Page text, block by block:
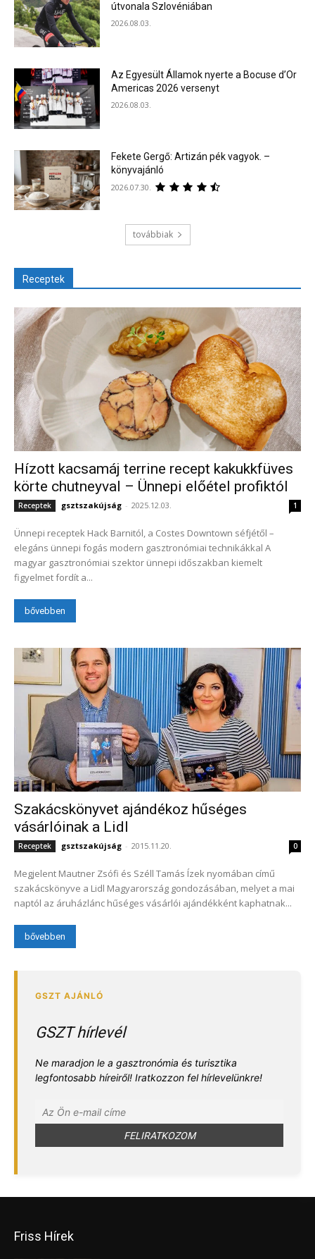
útvonala Szlovéniában
2026.08.03.
Az Egyesült Államok nyerte a Bocuse d’Or
Americas 2026 versenyt
2026.08.03.
Fekete Gergő: Artizán pék vagyok. –
könyvajánló
2026.07.30.
továbbiak
Receptek
Hízott kacsamáj terrine recept kakukkfüves
körte chutneyval – Ünnepi előétel profiktól
Receptek gsztszakújság - 2025.12.03. 1
Ünnepi receptek Hack Barnitól, a Costes Downtown séfjétől –
elegáns ünnepi fogás modern gasztronómiai technikákkal A
magyar gasztronómiai szektor ünnepi időszakban kiemelt
figyelmet fordít a...
bővebben
Szakácskönyvet ajándékoz hűséges
vásárlóinak a Lidl
Receptek gsztszakújság - 2015.11.20. 0
Megjelent Mautner Zsófi és Széll Tamás Ízek nyomában című
szakácskönyve a Lidl Magyarország gondozásában, melyet a mai
naptól az áruházlánc hűséges vásárlói ajándékként kaphatnak...
bővebben
GSZT hírlevél
Ne maradjon le a gasztronómia és turisztika
legfontosabb híreiről! Iratkozzon fel hírlevelünkre!
Friss Hírek